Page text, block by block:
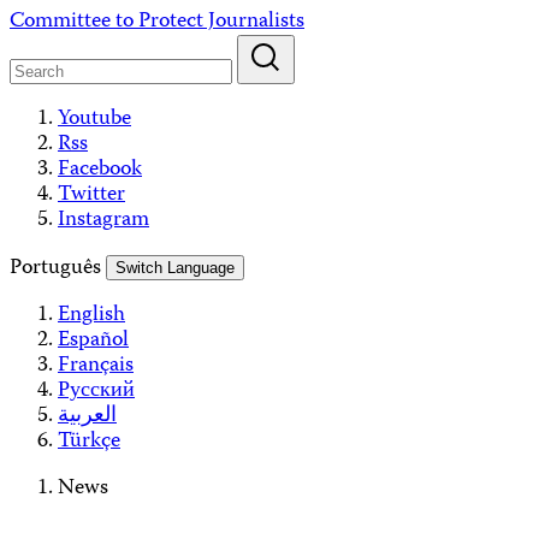
Skip
content
Committee to Protect Journalists
Youtube
Rss
Facebook
Twitter
Instagram
Português
Switch Language
English
Español
Français
Русский
العربية
Türkçe
News